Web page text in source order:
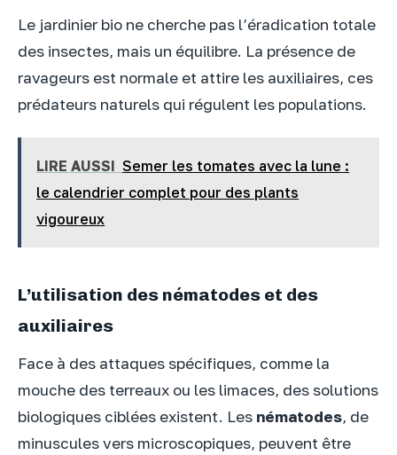
Le jardinier bio ne cherche pas l’éradication totale
des insectes, mais un équilibre. La présence de
ravageurs est normale et attire les auxiliaires, ces
prédateurs naturels qui régulent les populations.
LIRE AUSSI Semer les tomates avec la lune :
le calendrier complet pour des plants
vigoureux
L’utilisation des nématodes et des
auxiliaires
Face à des attaques spécifiques, comme la
mouche des terreaux ou les limaces, des solutions
biologiques ciblées existent. Les nématodes, de
minuscules vers microscopiques, peuvent être